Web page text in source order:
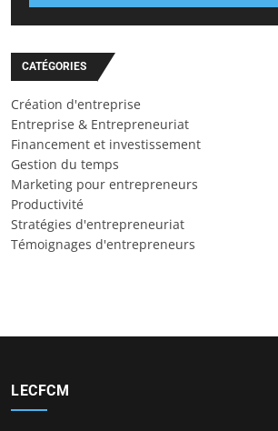
CATÉGORIES
Création d'entreprise
Entreprise & Entrepreneuriat
Financement et investissement
Gestion du temps
Marketing pour entrepreneurs
Productivité
Stratégies d'entrepreneuriat
Témoignages d'entrepreneurs
LECFCM